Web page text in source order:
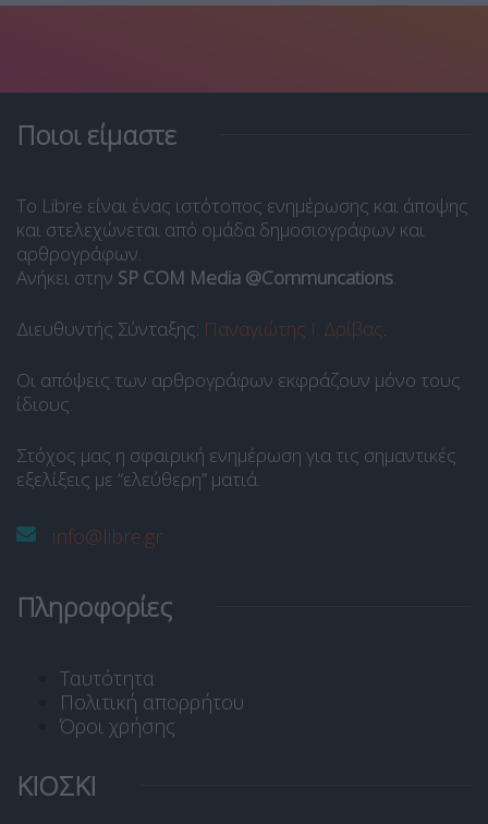
Ποιοι είμαστε
Το Libre είναι ένας ιστότοπος ενημέρωσης και άποψης
και στελεχώνεται από ομάδα δημοσιογράφων και
αρθρογράφων.
Ανήκει στην SP COM Media @Communcations
Διευθυντής Σύνταξης: Παναγιώτης Ι. Δρίβας
Οι απόψεις των αρθρογράφων εκφράζουν μόνο τους
ίδιους.
Στόχος μας η σφαιρική ενημέρωση για τις σημαντικές
εξελίξεις με “ελεύθερη” ματιά.
info@libre.gr
Πληροφορίες
Ταυτότητα
Πολιτική απορρήτου
Όροι χρήσης
ΚΙΟΣΚΙ